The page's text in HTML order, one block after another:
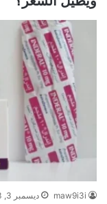
maw9i3i ديسمبر 3, 2023